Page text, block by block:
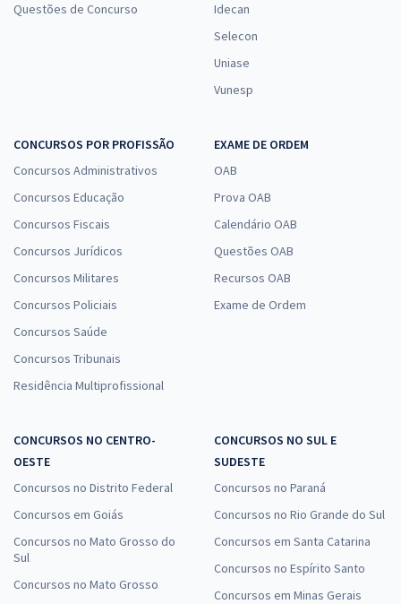
Questões de Concurso
Idecan
Selecon
Uniase
Vunesp
CONCURSOS POR PROFISSÃO
Concursos Administrativos
Concursos Educação
Concursos Fiscais
Concursos Jurídicos
Concursos Militares
Concursos Policiais
Concursos Saúde
Concursos Tribunais
Residência Multiprofissional
EXAME DE ORDEM
OAB
Prova OAB
Calendário OAB
Questões OAB
Recursos OAB
Exame de Ordem
CONCURSOS NO CENTRO-
OESTE
Concursos no Distrito Federal
Concursos em Goiás
Concursos no Mato Grosso do
Sul
Concursos no Mato Grosso
CONCURSOS NO SUL E
SUDESTE
Concursos no Paraná
Concursos no Rio Grande do Sul
Concursos em Santa Catarina
Concursos no Espírito Santo
Concursos em Minas Gerais